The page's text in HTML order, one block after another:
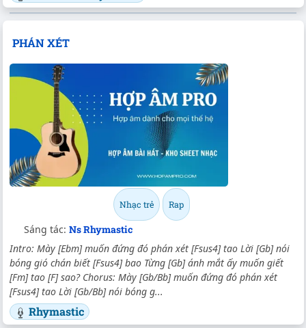
PHÁN XÉT
Nhạc trẻ Rap
Sáng tác: Ns Rhymastic
Intro: Mày [Ebm] muốn đứng đó phán xét [Fsus4] tao Lời [Gb] nói
bóng gió chán biết [Fsus4] bao Từng [Gb] ánh mắt ấy muốn giết
[Fm] tao [F] sao? Chorus: Mày [Gb/Bb] muốn đứng đó phán xét
[Fsus4] tao Lời [Gb/Bb] nói bóng g...
Rhymastic